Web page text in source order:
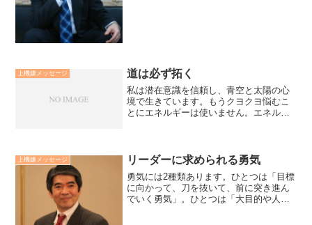
上機嫌メッセージ 道は必ず拓く
私は潜在意識を信頼し、青空と太陽の心
境で生きています。もうクヨクヨ悩むこ
とにエネルギーは使いません。エネルギ
愛され、守られているので...
上機嫌メッセージ リーダーに求められる勇気
勇気には2種類あります。ひとつは「目標
に向かって、刀を抜いて、前に突き進ん
でいく勇気」。ひとつは「大目的や人命